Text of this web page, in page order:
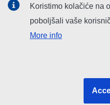
Potražite kanale EU-a na
Koristimo kolačiće na
poboljšali vaše
More info